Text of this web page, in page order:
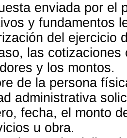
enviada por el
y fundamentos
del ejercicio
las
y los montos.
de la persona
administrativa
fecha, el monto
u obra.